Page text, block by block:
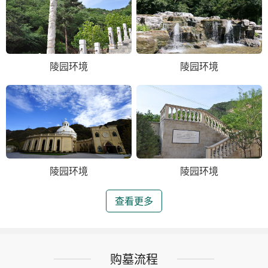
陵园环境 陵园环境
陵园环境 陵园环境
查看更多
购墓流程